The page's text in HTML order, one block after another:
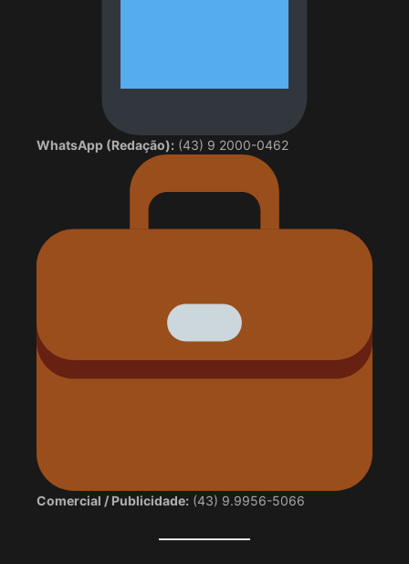
WhatsApp (Redação): (43) 9 2000-0462
Comercial / Publicidade: (43) 9.9956-5066